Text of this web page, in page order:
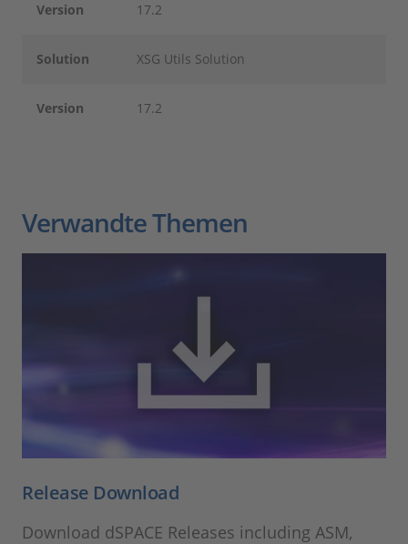
Version 17.2
Solution XSG Utils Solution
Version 17.2
Verwandte Themen
Release Download
Download dSPACE Releases including ASM,